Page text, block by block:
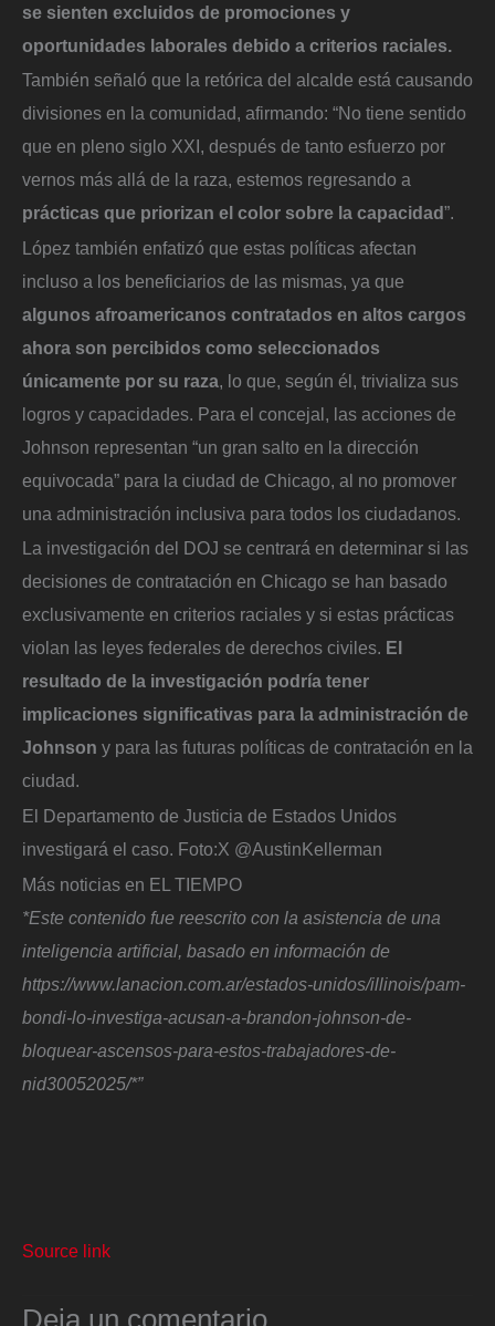
se sienten excluidos de promociones y
oportunidades laborales debido a criterios raciales.
También señaló que la retórica del alcalde está causando
divisiones en la comunidad, afirmando: “No tiene sentido
que en pleno siglo XXI, después de tanto esfuerzo por
vernos más allá de la raza, estemos regresando a
prácticas que priorizan el color sobre la capacidad”.
López también enfatizó que estas políticas afectan
incluso a los beneficiarios de las mismas, ya que
algunos afroamericanos contratados en altos cargos
ahora son percibidos como seleccionados
únicamente por su raza, lo que, según él, trivializa sus
logros y capacidades. Para el concejal, las acciones de
Johnson representan “un gran salto en la dirección
equivocada” para la ciudad de Chicago, al no promover
una administración inclusiva para todos los ciudadanos.
La investigación del DOJ se centrará en determinar si las
decisiones de contratación en Chicago se han basado
exclusivamente en criterios raciales y si estas prácticas
violan las leyes federales de derechos civiles. El
resultado de la investigación podría tener
implicaciones significativas para la administración de
Johnson y para las futuras políticas de contratación en la
ciudad.
El Departamento de Justicia de Estados Unidos
investigará el caso. Foto:X @AustinKellerman
Más noticias en EL TIEMPO
*Este contenido fue reescrito con la asistencia de una
inteligencia artificial, basado en información de
https://www.lanacion.com.ar/estados-unidos/illinois/pam-
bondi-lo-investiga-acusan-a-brandon-johnson-de-
bloquear-ascensos-para-estos-trabajadores-de-
nid30052025/*”
Source link
Deja un comentario